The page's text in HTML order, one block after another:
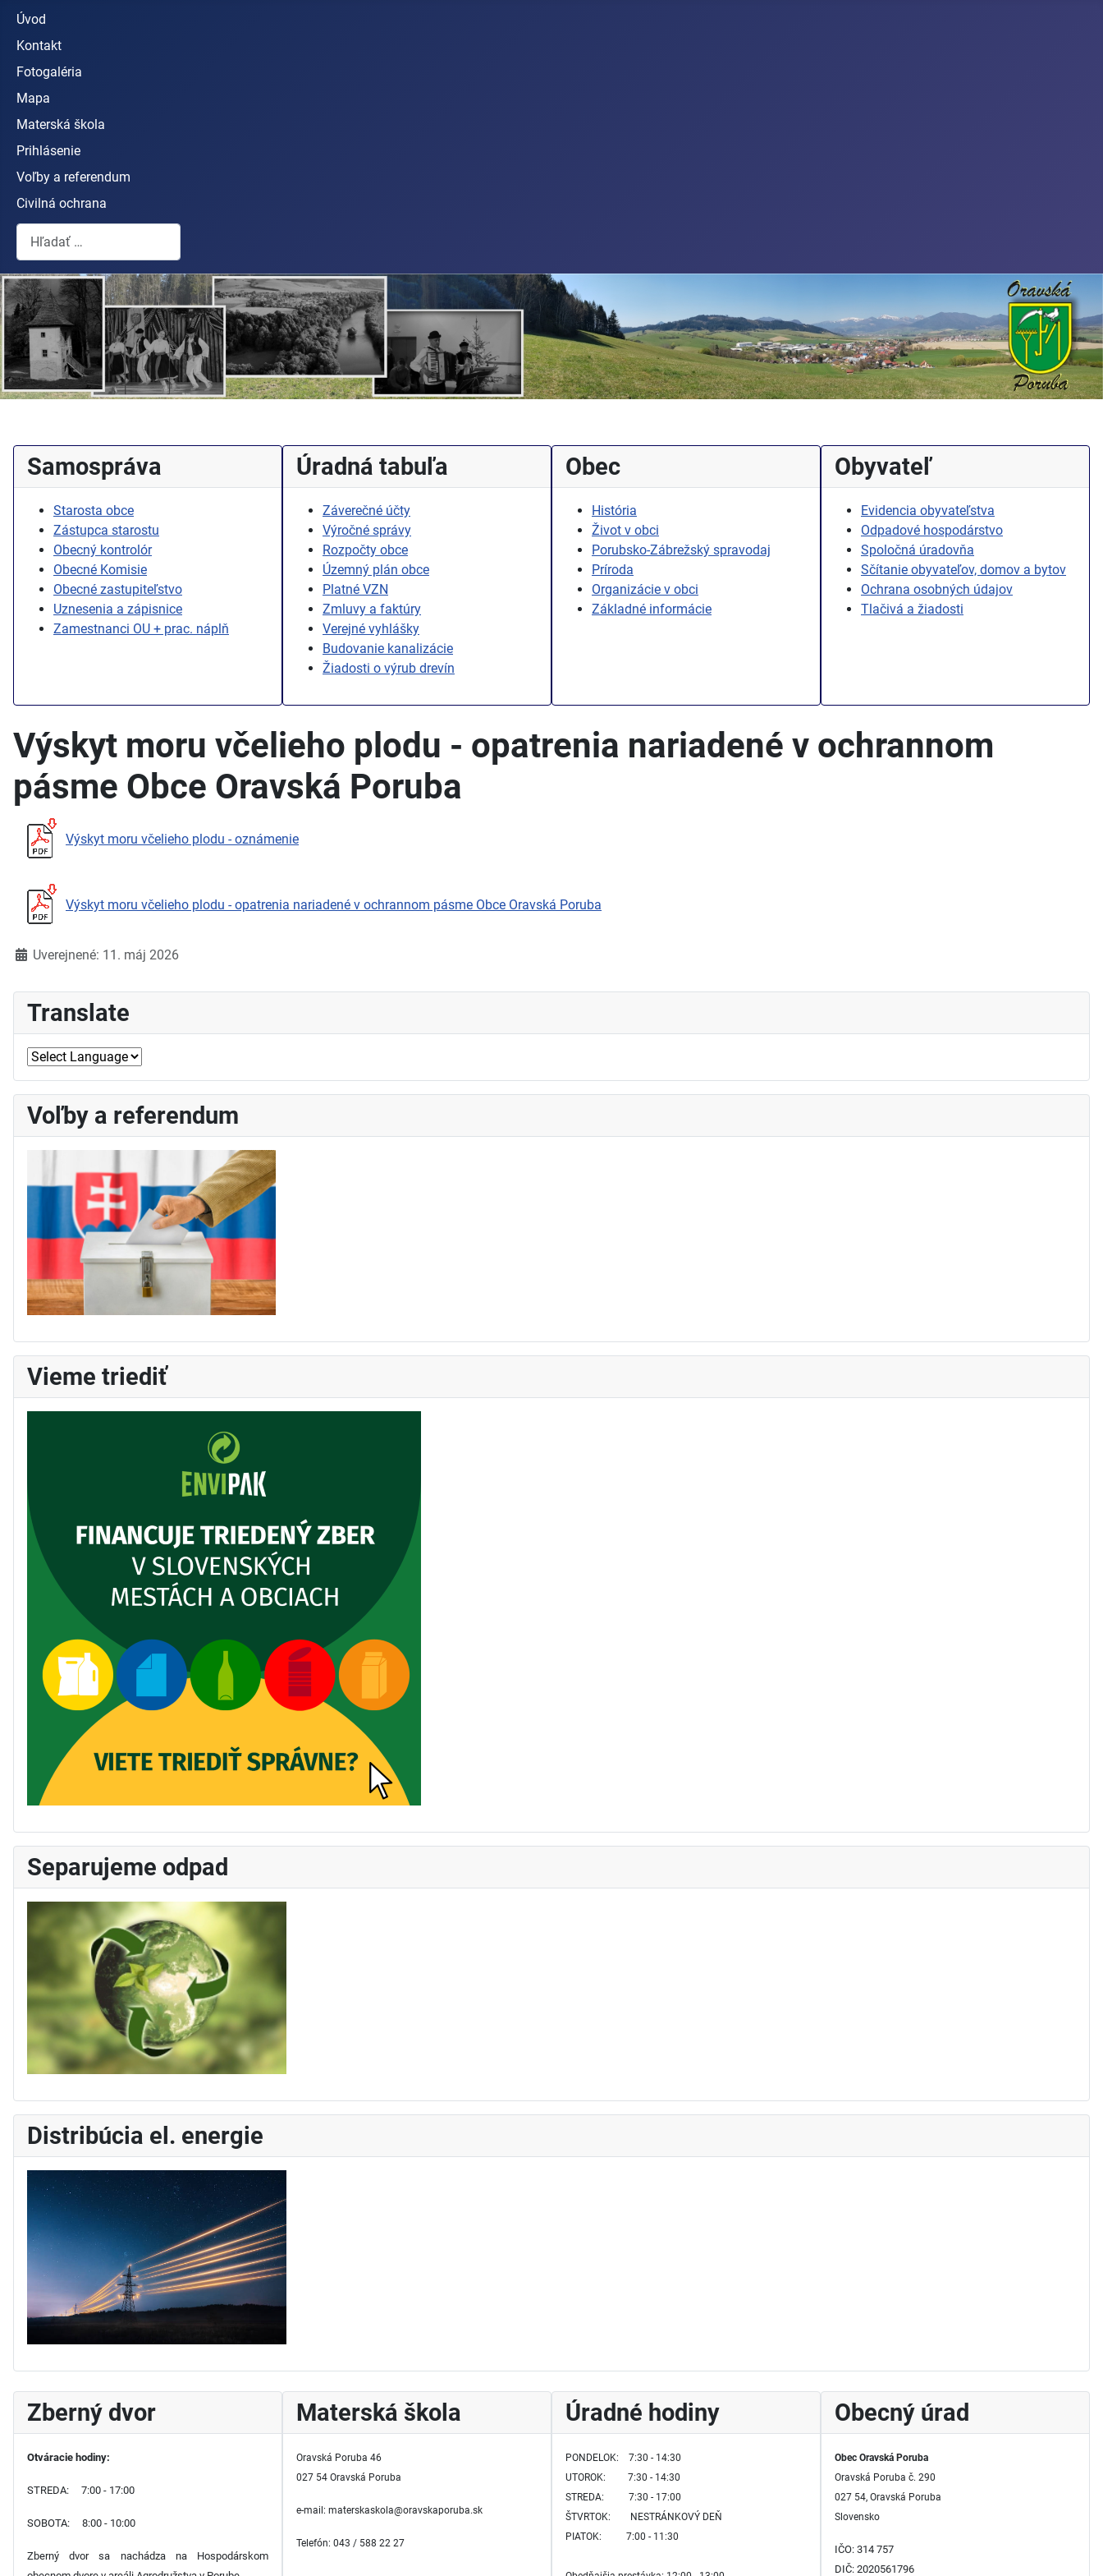
Úvod
Kontakt
Fotogaléria
Mapa
Materská škola
Prihlásenie
Voľby a referendum
Civilná ochrana
Hľadať...
Samospráva
Starosta obce
Zástupca starostu
Obecný kontrolór
Obecné Komisie
Obecné zastupiteľstvo
Uznesenia a zápisnice
Zamestnanci OU + prac. náplň
Úradná tabuľa
Záverečné účty
Výročné správy
Rozpočty obce
Územný plán obce
Platné VZN
Zmluvy a faktúry
Verejné vyhlášky
Budovanie kanalizácie
Žiadosti o výrub drevín
Obec
História
Život v obci
Porubsko-Zábrežský spravodaj
Príroda
Organizácie v obci
Základné informácie
Obyvateľ
Evidencia obyvateľstva
Odpadové hospodárstvo
Spoločná úradovňa
Sčítanie obyvateľov, domov a bytov
Ochrana osobných údajov
Tlačivá a žiadosti
Translate
Voľby a referendum
Vieme triediť
Separujeme odpad
Distribúcia el. energie
Výskyt moru včelieho plodu - opatrenia nariadené v ochrannom
pásme Obce Oravská Poruba
Výskyt moru včelieho plodu - oznámenie
Výskyt moru včelieho plodu - opatrenia nariadené v ochrannom pásme Obce Oravská Poruba
DetailyUverejnené: 11. máj 2026
Zberný dvor
Otváracie hodiny:
STREDA: 7:00 - 17:00
SOBOTA: 8:00 - 10:00
Zberný dvor sa nachádza na Hospodárskom
Materská škola
Oravská Poruba 46
027 54 Oravská Poruba
e-mail: materskaskola@oravskaporuba.sk
Telefón: 043 / 588 22 27
Úradné hodiny
PONDELOK: 7:30 - 14:30
UTOROK: 7:30 - 14:30
STREDA: 7:30 - 17:00
ŠTVRTOK: NESTRÁNKOVÝ DEŇ
PIATOK: 7:00 - 11:30
Obecný úrad
Obec Oravská Poruba
Oravská Poruba č. 290
027 54, Oravská Poruba
Slovensko
IČO: 314 757
DIČ: 2020561796